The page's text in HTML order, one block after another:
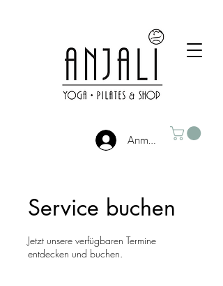
Anmelden
Service buchen
Jetzt unsere verfügbaren Termine
entdecken und buchen.